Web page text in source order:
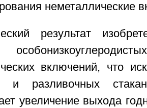
неметаллические
результат
включений, что
и разливочных
увеличение выхода